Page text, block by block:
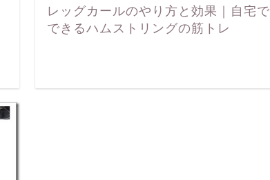
レッグカールのやり方と効果｜自宅で
できるハムストリングの筋トレ